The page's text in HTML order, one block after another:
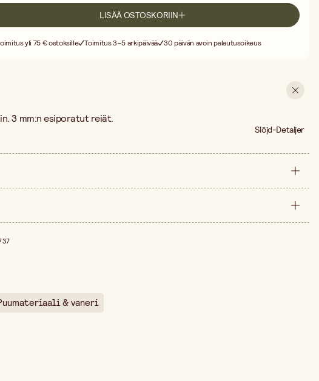
LISÄÄ OSTOSKORIIN
yli 75 € ostoksille Toimitus 3–5 arkipäivää 30 päivän avoin palautusoikeus
3 mm:n esiporatut reiät.
Slöjd-Detaljer
pakkaus
& vaneri